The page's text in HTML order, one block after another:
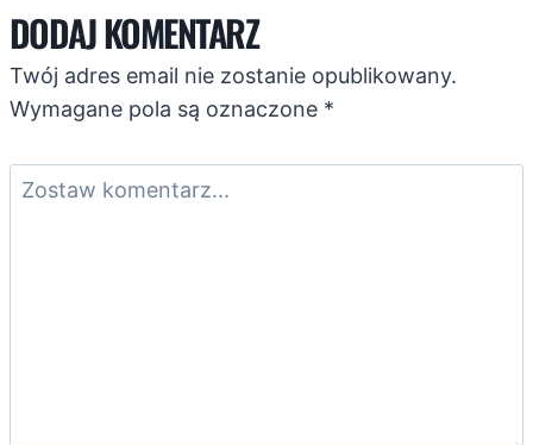
DODAJ KOMENTARZ
Twój adres email nie zostanie opublikowany.
Wymagane pola są oznaczone *